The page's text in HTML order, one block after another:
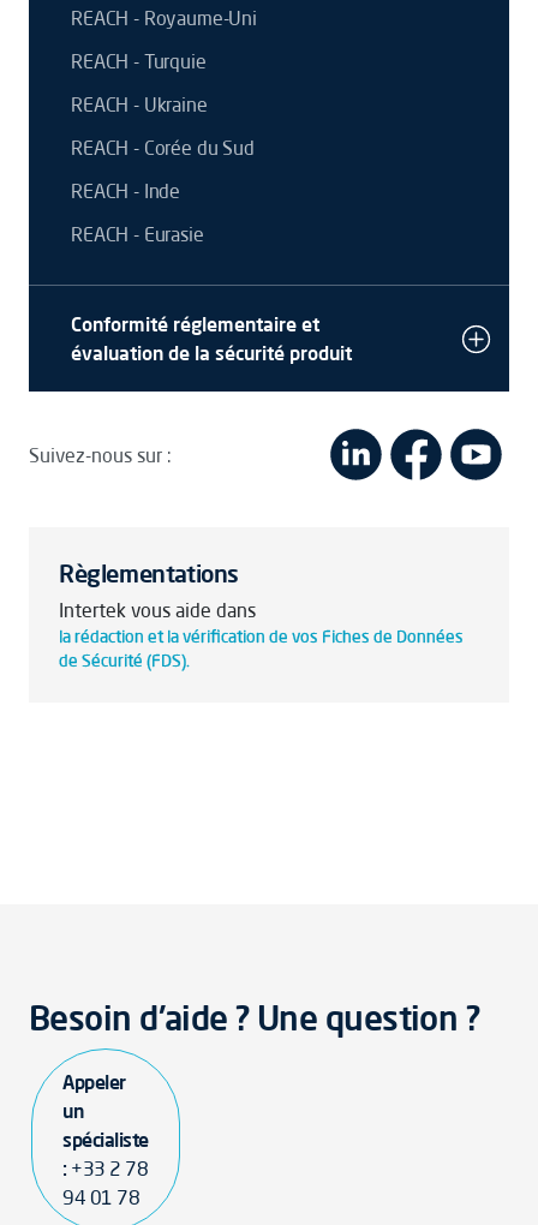
REACH - Royaume-Uni
REACH - Turquie
REACH - Ukraine
REACH - Corée du Sud
REACH - Inde
REACH - Eurasie
Conformité réglementaire et
évaluation de la sécurité produit
Suivez-nous sur :
Règlementations
Intertek vous aide dans
la rédaction et la vérification de vos Fiches de Données
de Sécurité (FDS).
Besoin d'aide ? Une question ?
Appeler
un
spécialiste
: +33 2 78
94 01 78